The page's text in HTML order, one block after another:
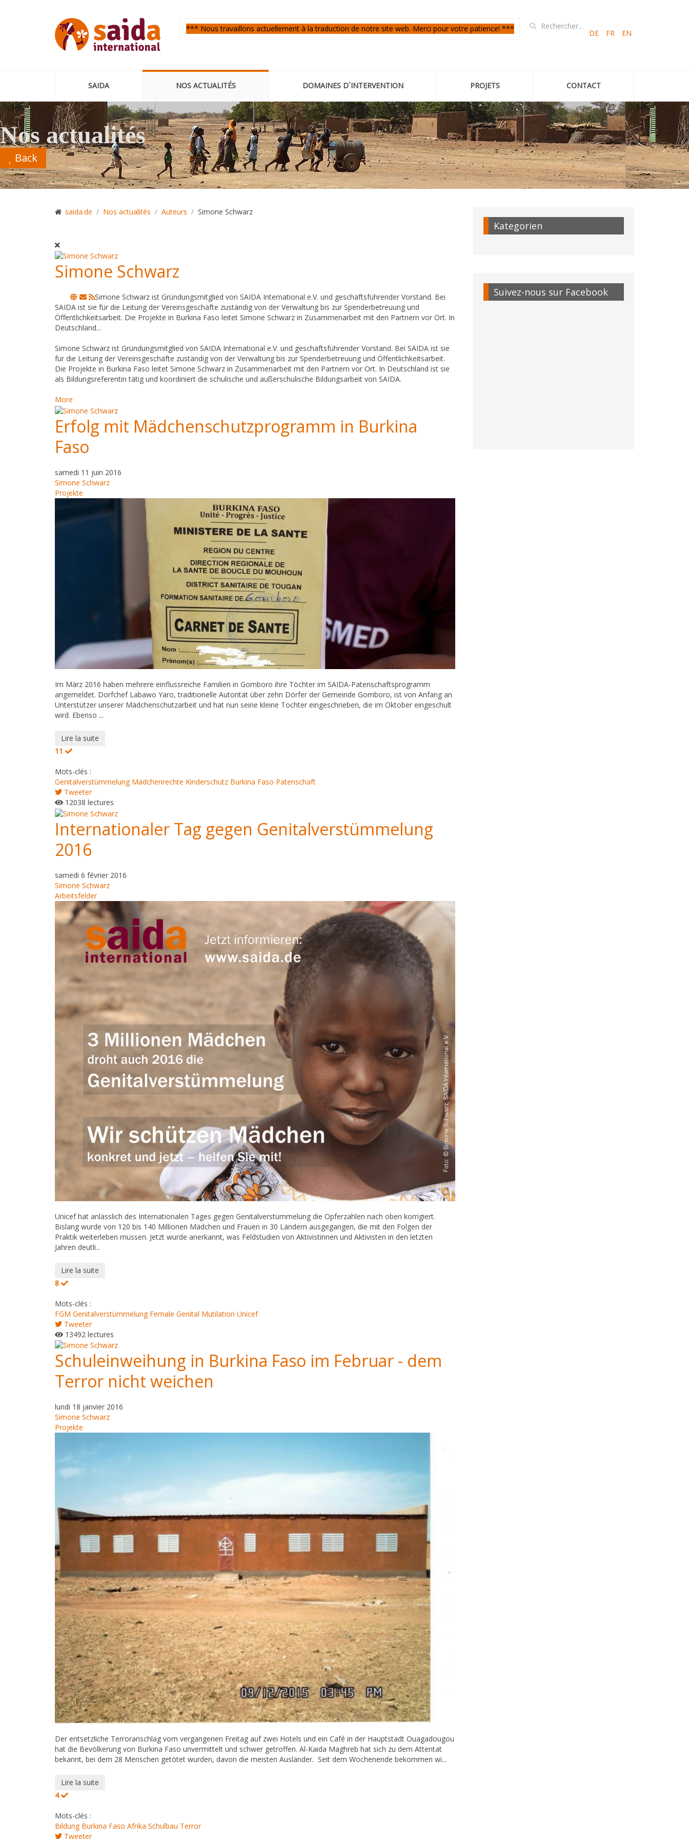
DE FR EN
*** Nous travaillons actuellement à la traduction de notre site web. Merci pour votre patience! ***
SAIDA NOS ACTUALITÉS DOMAINES D´INTERVENTION PROJETS CONTACT
Nos actualités
Back
saida.de Nos actualités Auteurs Simone Schwarz
Simone Schwarz
Suivre
ce
blogueur
Simone Schwarz ist Gründungsmitglied von SAIDA International e.V. und geschäftsführender Vorstand. Bei
SAIDA ist sie für die Leitung der Vereinsgeschäfte zuständig von der Verwaltung bis zur Spenderbetreuung und
Öffentlichkeitsarbeit. Die Projekte in Burkina Faso leitet Simone Schwarz in Zusammenarbeit mit den Partnern vor Ort. In
Deutschland...
Simone Schwarz ist Gründungsmitglied von SAIDA International e.V. und geschäftsführender Vorstand. Bei SAIDA ist sie
für die Leitung der Vereinsgeschäfte zuständig von der Verwaltung bis zur Spenderbetreuung und Öffentlichkeitsarbeit.
Die Projekte in Burkina Faso leitet Simone Schwarz in Zusammenarbeit mit den Partnern vor Ort. In Deutschland ist sie
als Bildungsreferentin tätig und koordiniert die schulische und außerschulische Bildungsarbeit von SAIDA.
More
Erfolg mit Mädchenschutzprogramm in Burkina
Faso
samedi 11 juin 2016
Simone Schwarz
Projekte
Im März 2016 haben mehrere einflussreiche Familien in Gomboro ihre Töchter im SAIDA-Patenschaftsprogramm
angemeldet. Dorfchef Labawo Yaro, traditionelle Autorität über zehn Dörfer der Gemeinde Gomboro, ist von Anfang an
Unterstützer unserer Mädchenschutzarbeit und hat nun seine kleine Tochter eingeschrieben, die im Oktober eingeschult
wird. Ebenso ...
Lire la suite
11
Mots-clés :
Genitalverstümmelung Mädchenrechte Kinderschutz Burkina Faso Patenschaft
Tweeter
12038 lectures
Internationaler Tag gegen Genitalverstümmelung
2016
samedi 6 février 2016
Simone Schwarz
Arbeitsfelder
Unicef hat anlässlich des Internationalen Tages gegen Genitalverstümmelung die Opferzahlen nach oben korrigiert.
Bislang wurde von 120 bis 140 Millionen Mädchen und Frauen in 30 Ländern ausgegangen, die mit den Folgen der
Praktik weiterleben müssen. Jetzt wurde anerkannt, was Feldstudien von Aktivistinnen und Aktivisten in den letzten
Jahren deutli...
Lire la suite
8
Mots-clés :
FGM Genitalverstümmelung Female Genital Mutilation Unicef
Tweeter
13492 lectures
Schuleinweihung in Burkina Faso im Februar - dem
Terror nicht weichen
lundi 18 janvier 2016
Simone Schwarz
Projekte
Der entsetzliche Terroranschlag vom vergangenen Freitag auf zwei Hotels und ein Café in der Hauptstadt Ouagadougou
hat die Bevölkerung von Burkina Faso unvermittelt und schwer getroffen. Al-Kaida Maghreb hat sich zu dem Attentat
bekannt, bei dem 28 Menschen getötet wurden, davon die meisten Ausländer. Seit dem Wochenende bekommen wi...
Lire la suite
4
Mots-clés :
Bildung Burkina Faso Afrika Schulbau Terror
Tweeter
Kategorien
Suivez-nous sur Facebook